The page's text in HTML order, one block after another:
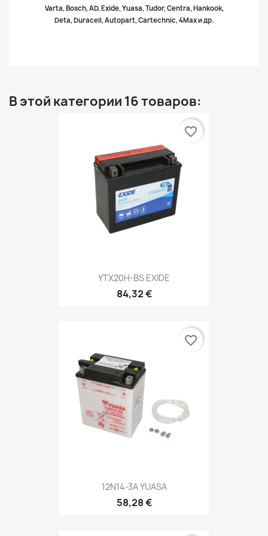
Varta, Bosch, AD, Exide, Yuasa, Tudor, Centra, Hankook,
Deta, Duracell, Autopart, Cartechnic, 4Max и др.
В этой категории 16 товаров:
YTX20H-BS EXIDE
84,32 €
favorite_border
12N14-3A YUASA
58,28 €
favorite_border